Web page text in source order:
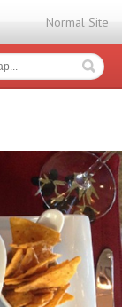
Normal Site